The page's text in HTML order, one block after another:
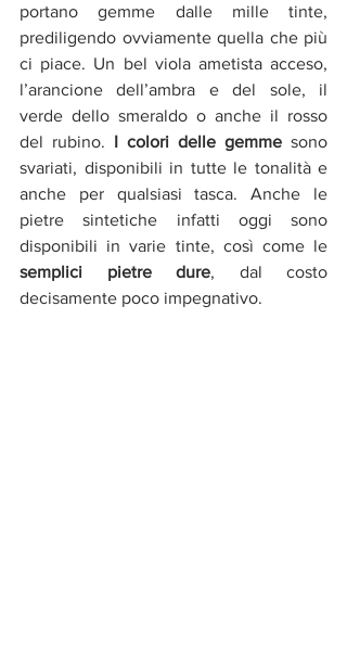
portano gemme dalle mille tinte,
prediligendo ovviamente quella che più
ci piace. Un bel viola ametista acceso,
l’arancione dell’ambra e del sole, il
verde dello smeraldo o anche il rosso
del rubino. I colori delle gemme sono
svariati, disponibili in tutte le tonalità e
anche per qualsiasi tasca. Anche le
pietre sintetiche infatti oggi sono
semplici pietre dure, dal costo
decisamente poco impegnativo.